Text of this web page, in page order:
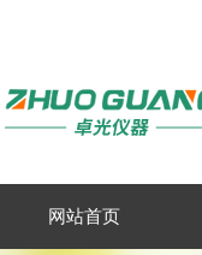
网站首页